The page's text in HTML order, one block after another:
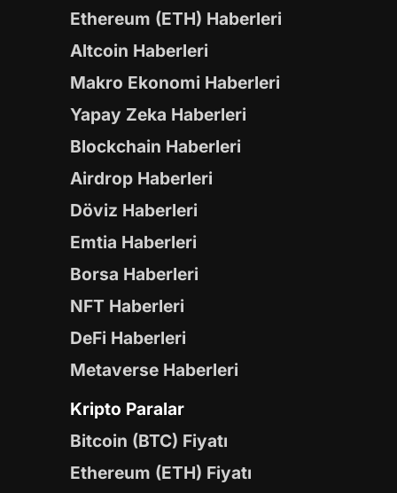
Ethereum (ETH) Haberleri
Altcoin Haberleri
Makro Ekonomi Haberleri
Yapay Zeka Haberleri
Blockchain Haberleri
Airdrop Haberleri
Döviz Haberleri
Emtia Haberleri
Borsa Haberleri
NFT Haberleri
DeFi Haberleri
Metaverse Haberleri
Kripto Paralar
Bitcoin (BTC) Fiyatı
Ethereum (ETH) Fiyatı